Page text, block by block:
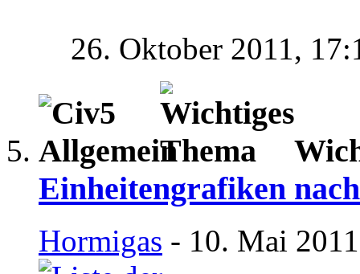
26. Oktober 2011,
Einheitengrafiken
Hormigas - 10. Mai